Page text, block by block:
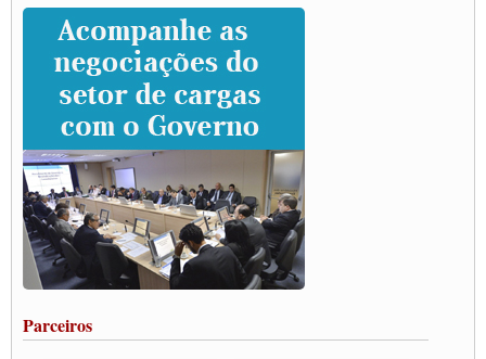
Caminhoneiros prometem paralisação e cobram diálogo com Lula
CNTTL e lideranças de caminhoneiros participam de debate sobre saúde nas
rodovias
Paulinho e Litti debatem política global para transporte rodoviário de cargas na
SUTCRA no Uruguai
Grande Conquista da Categoria transporte de Cargas e Caminhoneiros Autonomos
ENCONTRO INTERNACIONAL EM APOIO A CLASSE TRABALHADORA
DO BRASIL E A ELEIÇÃO 2022
Carta às Brasileiras e aos Brasileiros em Defesa do Estado Democrático de Direito
Paulinho, presidente da CNTTL, faz balanço do 3º Congresso da CNTTL
Caminhoneiros aprovam greve a partir do 1º de novembro
Rodoviários de Feira Santana fazem Assembleia para avaliar proposta de reajuste
salarial
Vacina Já: Lockdown de 24 horas dos trabalhadores em transportes está mantido,
Parceiros